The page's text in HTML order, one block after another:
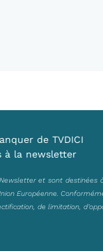
de TVDICI
à la newsletter
et sont
Européenne.
de limitation,